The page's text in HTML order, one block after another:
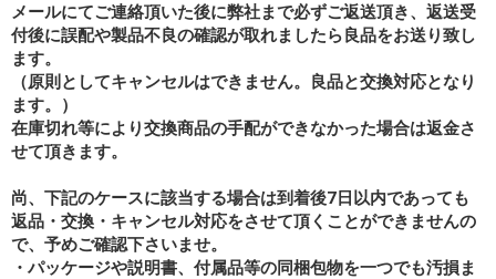
メールにてご連絡頂いた後に弊社まで必ずご返送頂き、返送受
付後に誤配や製品不良の確認が取れましたら良品をお送り致し
ます。
（原則としてキャンセルはできません。良品と交換対応となり
ます。）
在庫切れ等により交換商品の手配ができなかった場合は返金さ
せて頂きます。
尚、下記のケースに該当する場合は到着後7日以内であっても
返品・交換・キャンセル対応をさせて頂くことができませんの
で、予めご確認下さいませ。
・パッケージや説明書、付属品等の同梱包物を一つでも汚損ま